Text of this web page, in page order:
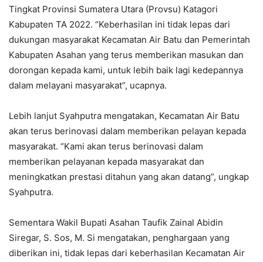
Tingkat Provinsi Sumatera Utara (Provsu) Katagori
Kabupaten TA 2022. “Keberhasilan ini tidak lepas dari
dukungan masyarakat Kecamatan Air Batu dan Pemerintah
Kabupaten Asahan yang terus memberikan masukan dan
dorongan kepada kami, untuk lebih baik lagi kedepannya
dalam melayani masyarakat”, ucapnya.
Lebih lanjut Syahputra mengatakan, Kecamatan Air Batu
akan terus berinovasi dalam memberikan pelayan kepada
masyarakat. “Kami akan terus berinovasi dalam
memberikan pelayanan kepada masyarakat dan
meningkatkan prestasi ditahun yang akan datang”, ungkap
Syahputra.
Sementara Wakil Bupati Asahan Taufik Zainal Abidin
Siregar, S. Sos, M. Si mengatakan, penghargaan yang
diberikan ini, tidak lepas dari keberhasilan Kecamatan Air